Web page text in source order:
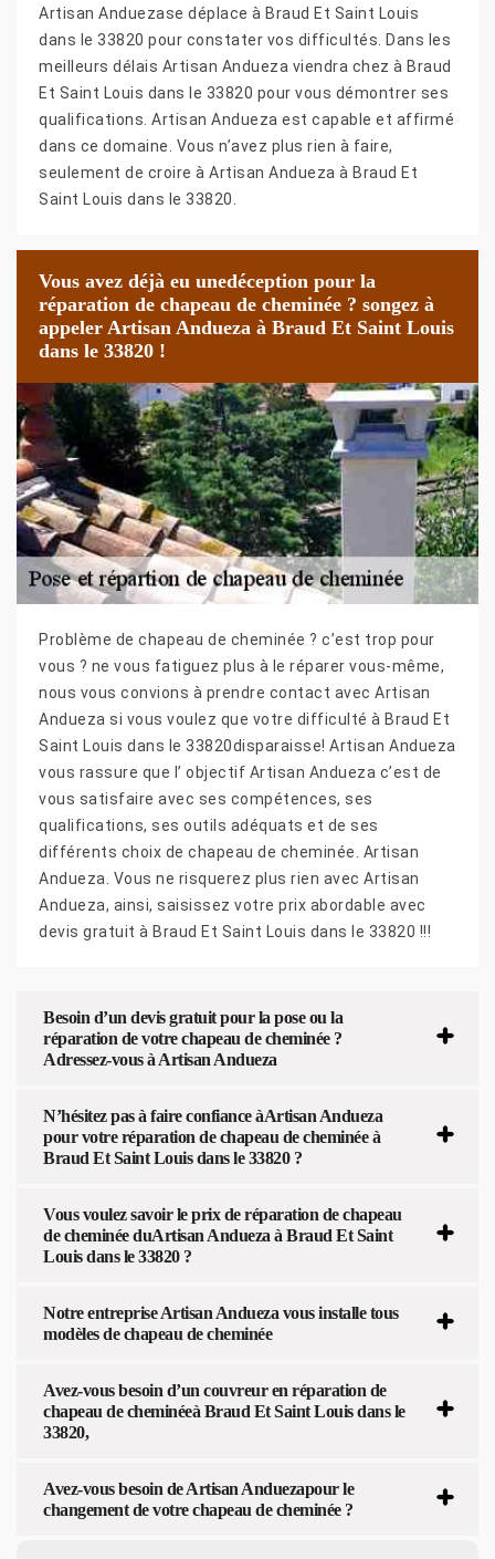
Artisan Anduezase déplace à Braud Et Saint Louis
dans le 33820 pour constater vos difficultés. Dans les
meilleurs délais Artisan Andueza viendra chez à Braud
Et Saint Louis dans le 33820 pour vous démontrer ses
qualifications. Artisan Andueza est capable et affirmé
dans ce domaine. Vous n’avez plus rien à faire,
seulement de croire à Artisan Andueza à Braud Et
Saint Louis dans le 33820.
Vous avez déjà eu unedéception pour la
réparation de chapeau de cheminée ? songez à
appeler Artisan Andueza à Braud Et Saint Louis
dans le 33820 !
Problème de chapeau de cheminée ? c’est trop pour
vous ? ne vous fatiguez plus à le réparer vous-même,
nous vous convions à prendre contact avec Artisan
Andueza si vous voulez que votre difficulté à Braud Et
Saint Louis dans le 33820disparaisse! Artisan Andueza
vous rassure que l’ objectif Artisan Andueza c’est de
vous satisfaire avec ses compétences, ses
qualifications, ses outils adéquats et de ses
différents choix de chapeau de cheminée. Artisan
Andueza. Vous ne risquerez plus rien avec Artisan
Andueza, ainsi, saisissez votre prix abordable avec
devis gratuit à Braud Et Saint Louis dans le 33820 !!!
Besoin d’un devis gratuit pour la pose ou la
réparation de votre chapeau de cheminée ?
Adressez-vous à Artisan Andueza
N’hésitez pas à faire confiance àArtisan Andueza
pour votre réparation de chapeau de cheminée à
Braud Et Saint Louis dans le 33820 ?
Vous voulez savoir le prix de réparation de chapeau
de cheminée duArtisan Andueza à Braud Et Saint
Louis dans le 33820 ?
Notre entreprise Artisan Andueza vous installe tous
modèles de chapeau de cheminée
Avez-vous besoin d’un couvreur en réparation de
chapeau de cheminéeà Braud Et Saint Louis dans le
33820,
Avez-vous besoin de Artisan Anduezapour le
changement de votre chapeau de cheminée ?